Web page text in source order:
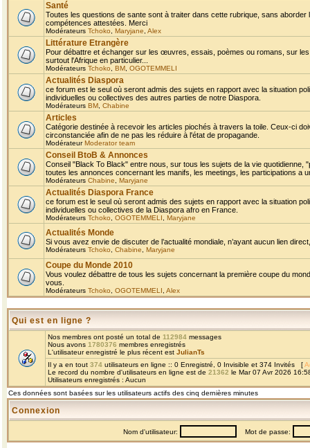
Santé
Toutes les questions de sante sont à traiter dans cette rubrique, sans
compétences attestées. Merci
Modérateurs Tchoko Maryjane Alex
Littérature Etrangère
Pour débattre et échanger sur les œuvres, essais, poèmes ou romans, sur
surtout l'Afrique en particulier...
Modérateurs Tchoko BM OGOTEMMELI
Actualités Diaspora
ce forum est le seul où seront admis des sujets en rapport avec la situation
individuelles ou collectives des autres parties de notre Diaspora.
Modérateurs BM Chabine
Articles
Catégorie destinée à recevoir les articles piochés à travers la toile. Ceux-ci
circonstanciée afin de ne pas les réduire à l'état de propagande.
ModérateurModerator team
Conseil BtoB & Annonces
Conseil "Black To Black" entre nous, sur tous les sujets de la vie
toutes les annonces concernant les manifs, les meetings, les participations a
Modérateurs Chabine Maryjane
Actualités Diaspora France
ce forum est le seul où seront admis des sujets en rapport avec la situation
individuelles ou collectives de la Diaspora afro en France.
Modérateurs Tchoko OGOTEMMELI Maryjane
Actualités Monde
Si vous avez envie de discuter de l’actualité mondiale, n’ayant aucun lien
Modérateurs Tchoko Chabine Maryjane
Coupe du Monde 2010
Vous voulez débattre de tous les sujets concernant la première coupe du
vous.
Modérateurs Tchoko OGOTEMMELI Alex
Qui est en ligne ?
Nos membres ont posté un total de 112984 messages
Nous avons 1780376 membres enregistrés
L'utilisateur enregistré le plus récent est JulianTs
Il y a en tout 374 utilisateurs en ligne :: 0 Enregistré, 0 Invisible et 374 Invités [
Le record du nombre d'utilisateurs en ligne est de 21362 le Mar 07 Avr 2026
Utilisateurs enregistrés : Aucun
Ces données sont basées sur les utilisateurs actifs des cinq dernières minutes
Connexion
Nom d'utilisateur: Mot de passe: